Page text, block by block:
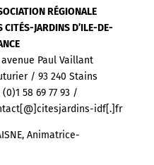
RÉGIONALE
CITÉS-JARDINS D’ILE-DE-
avenue Paul Vaillant
/ 93 240 Stains
(0)1 58 69 77 93 /
idf[.]fr
Animatrice-